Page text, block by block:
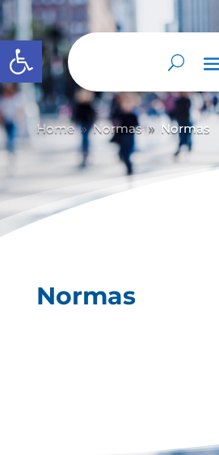
Abrir barra de herramientas
Home 9 Normas 9 Normas
Normas